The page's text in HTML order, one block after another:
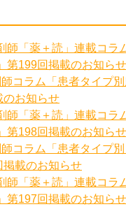
師「薬＋読」連載コラ
第199回掲載のお知らせ
コラム「患者タイプ別
のお知らせ
師「薬＋読」連載コラ
第198回掲載のお知らせ
師コラム「患者タイプ
掲載のお知らせ
師「薬＋読」連載コラ
第197回掲載のお知らせ